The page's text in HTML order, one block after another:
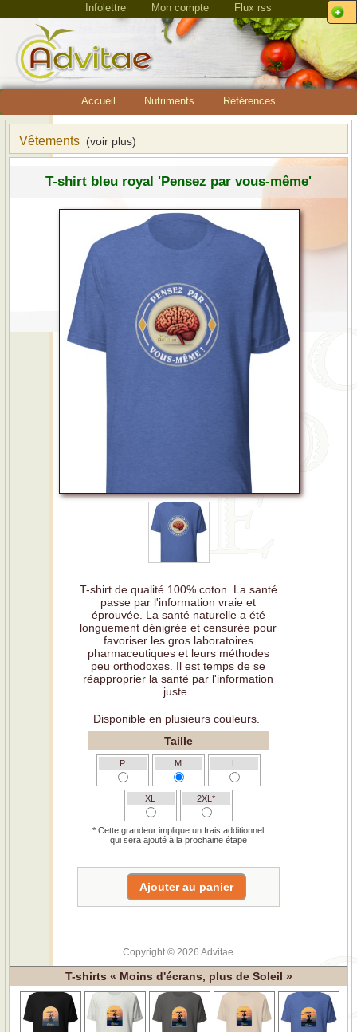
Infolettre Mon compte Flux rss
Accueil Nutriments Références
Vêtements (voir plus)
T-shirt bleu royal 'Pensez par vous-même'
T-shirt de qualité 100% coton. La santé
passe par l'information vraie et
éprouvée. La santé naturelle a été
longuement dénigrée et censurée pour
favoriser les gros laboratoires
pharmaceutiques et leurs méthodes
peu orthodoxes. Il est temps de se
réapproprier la santé par l'information
juste.
Disponible en plusieurs couleurs.
Taille
P M L
XL 2XL*
* Cette grandeur implique un frais additionnel
qui sera ajouté à la prochaine étape
Copyright © 2026 Advitae
T-shirts « Moins d'écrans, plus de Soleil »